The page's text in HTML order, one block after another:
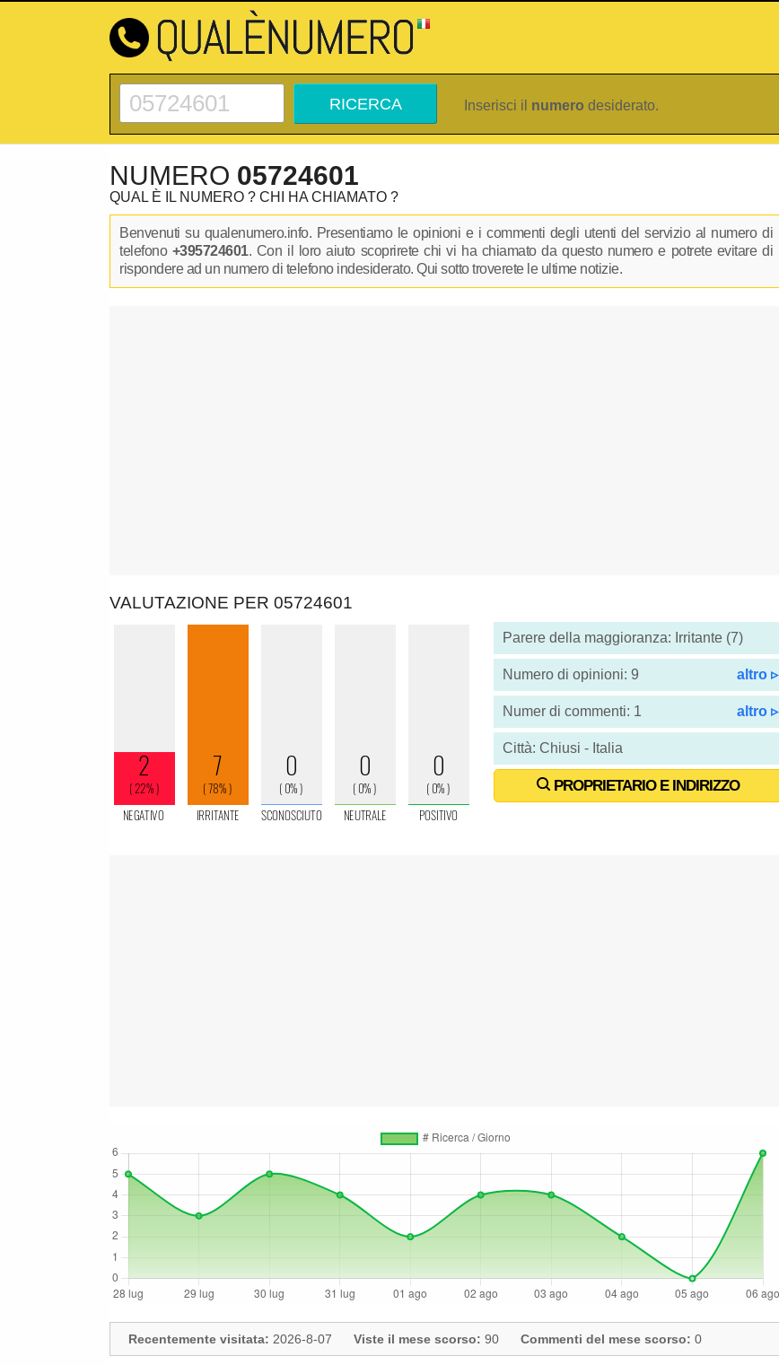
Inserisci il numero desiderato.
NUMERO 05724601
QUAL È IL NUMERO ? CHI HA CHIAMATO ?
Benvenuti su qualenumero.info. Presentiamo le opinioni e i commenti degli utenti del servizio al numero di
telefono +395724601. Con il loro aiuto scoprirete chi vi ha chiamato da questo numero e potrete evitare di
rispondere ad un numero di telefono indesiderato. Qui sotto troverete le ultime notizie.
VALUTAZIONE PER 05724601
Parere della maggioranza: Irritante (7)
Numero di opinioni: 9 altro ▹
Numer di commenti: 1 altro ▹
Città: Chiusi - Italia
PROPRIETARIO E INDIRIZZO
Recentemente visitata: 2026-8-07 Viste il mese scorso: 90 Commenti del mese scorso: 0